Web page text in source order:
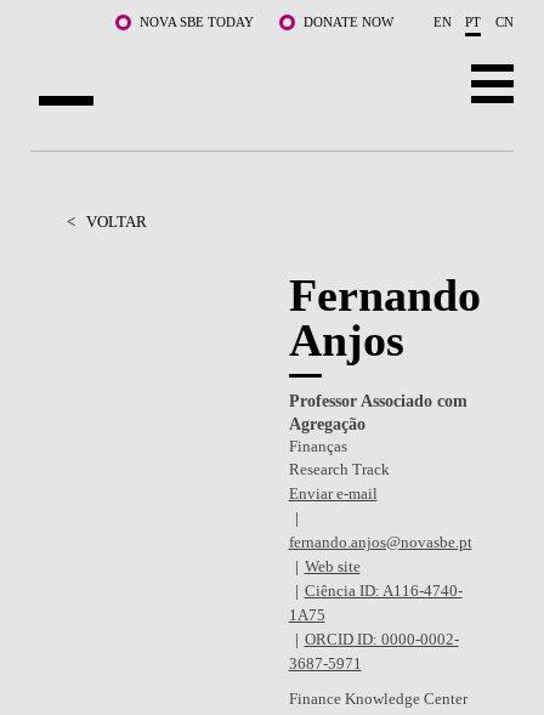
Saltar para o conteúdo principalNOVA SBE TODAY DONATE NOW EN PT CN
CURSOS
< VOLTAR
Fernando
Anjos
Professor Associado com
Agregação
Finanças
Research Track
Enviar e-mail
fernando.anjos@novasbe.pt
Web site
Ciência ID: A116-4740-
1A75
ORCID ID: 0000-0002-
3687-5971
Finance Knowledge Center